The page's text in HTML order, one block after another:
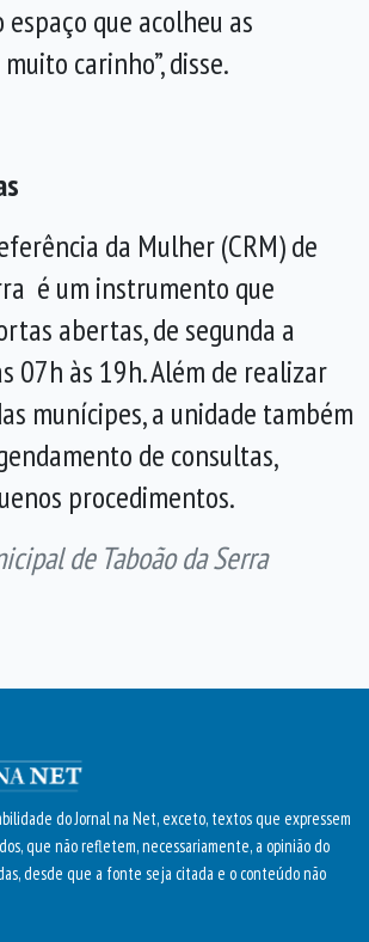
que acolheu as
carinho”, disse.
da Mulher (CRM) de
é um instrumento que
abertas, de segunda a
07h às 19h. Além de realizar
munícipes, a unidade também
de consultas,
procedimentos.
de Taboão da Serra
do Jornal na Net, exceto, textos que expressem
que não refletem, necessariamente, a opinião do
desde que a fonte seja citada e o conteúdo não